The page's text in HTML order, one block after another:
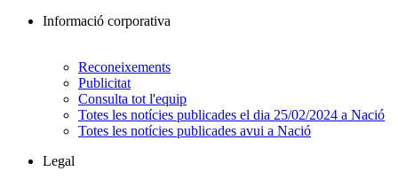
Informació corporativa
Reconeixements
Publicitat
Consulta tot l'equip
Totes les notícies publicades el dia 25/02/2024 a Nació
Totes les notícies publicades avui a Nació
Legal